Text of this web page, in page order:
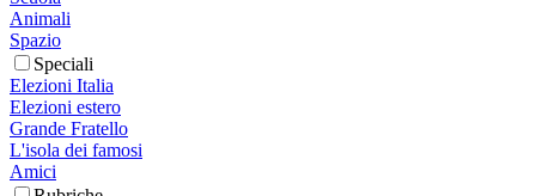
Animali
Spazio
Speciali
Elezioni Italia
Elezioni estero
Grande Fratello
L'isola dei famosi
Amici